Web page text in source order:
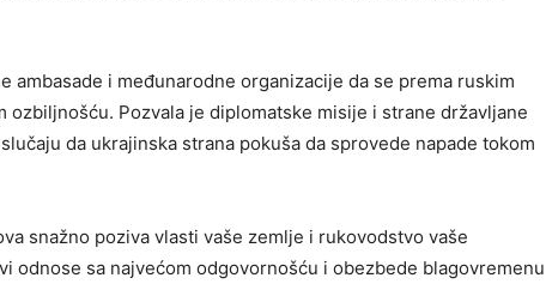
ambasade i međunarodne organizacije da se prema ruskim
ozbiljnošću. Pozvala je diplomatske misije i strane državljane
da ukrajinska strana pokuša da sprovede napade tokom
snažno poziva vlasti vaše zemlje i rukovodstvo vaše
odnose sa najvećom odgovornošću i obezbede blagovremenu